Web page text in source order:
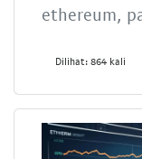
ethereum,
Dilihat: 864 kali